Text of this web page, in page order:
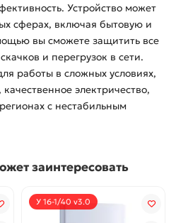
Устройство может
сферах, включая бытовую и
вы сможете защитить все
и перегрузок в сети.
работы в сложных условиях,
электричество,
с нестабильным
заинтересовать
У 16-1/40 v3.0